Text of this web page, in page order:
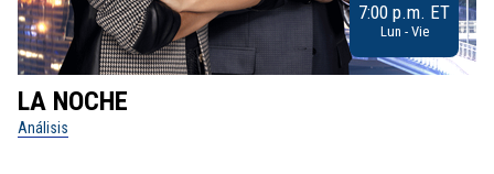
7:00 p.m. ET
Lun - Vie
LA NOCHE
Análisis